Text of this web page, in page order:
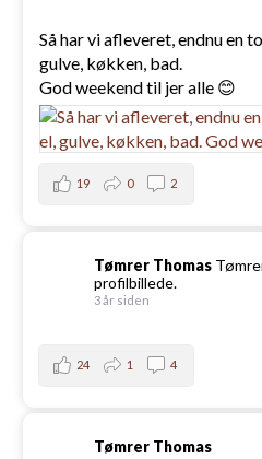
Så har vi afleveret, endnu en
gulve, køkken, bad.
God weekend til jer alle 😊
19 0 2
Tømrer Thomas
profilbillede.
3 år siden
24 1 4
Tømrer Thomas